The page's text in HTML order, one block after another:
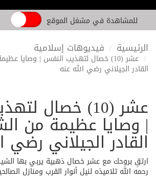
للمشاهدة في مشغل الموقع
الرئيسية فيديوهات إسلامية
عشر (10) خصال لتهذيب النفس | وصايا
القادر الجيلاني رضي الله عنه
عشر (10) خصال
| وصايا عظيمة من
القادر الجيلاني رضي
ارتقِ بروحك مع عشر خصال ذهبية يربي بها الشيخ
رحمه الله تلاميذه لنيل أنوار القرب ومنازل